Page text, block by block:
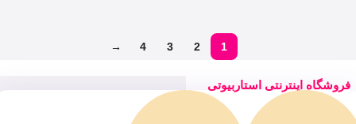
1
2
3
4
→
فروشگاه اینترنتی استاربیوتی